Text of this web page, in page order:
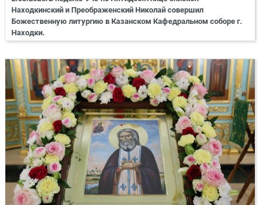
Находкинский и Преображенский Николай совершил
Божественную литургию в Казанском Кафедральном соборе г.
Находки.